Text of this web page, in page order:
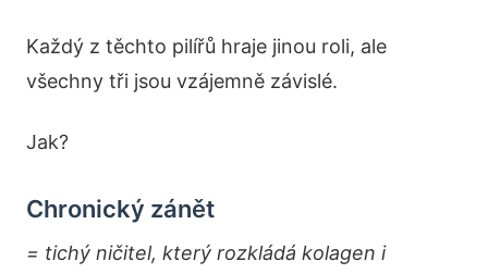
Každý z těchto pilířů hraje jinou roli, ale
všechny tři jsou vzájemně závislé.
Jak?
Chronický zánět
= tichý ničitel, který rozkládá kolagen i